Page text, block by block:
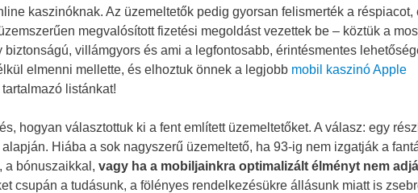
kaszinóknak. Az üzemeltetők pedig gyorsan felismerték a réspiacot,
megvalósított fizetési megoldást vezettek be – köztük a
biztonságú, villámgyors és ami a legfontosabb, érintésmentes
elmenni mellette, és elhoztuk önnek a legjobb mobil kaszinó Apple
listánkat!
hogyan választottuk ki a fent említett üzemeltetőket. A válasz: egy
Hiába a sok nagyszerű üzemeltető, ha 93-ig nem izgatják a
a bónuszaikkal, vagy ha a mobiljainkra optimalizált élményt nem
csupán a tudásunk, a fölényes rendelkezésükre állásunk miatt is